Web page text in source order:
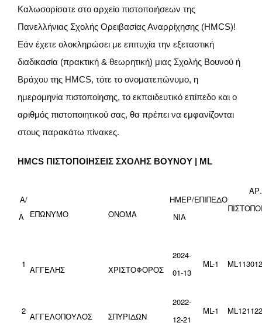
Καλωσορίσατε στο αρχείο πιστοποιήσεων της
Πανελλήνιας Σχολής Ορειβασίας Αναρρίχησης (HMCS)!
Εάν έχετε ολοκληρώσει με επιτυχία την εξεταστική
διαδικασία (πρακτική & θεωρητική) μιας Σχολής Βουνού ή
Βράχου της HMCS, τότε το ονοματεπώνυμο, η
ημερομηνία πιστοποίησης, το εκπαιδευτικό επίπεδο και ο
αριθμός πιστοποιητικού σας, θα πρέπει να εμφανίζονται
στους παρακάτω πίνακες.
HMCS ΠΙΣΤΟΠΟΙΗΣΕΙΣ ΣΧΟΛΗΣ ΒΟΥΝΟΥ | ML
Α/
Α ΕΠΩΝΥΜΟ ΟΝΟΜΑ
ΗΜΕΡ/
ΝΙΑ
ΕΠΙΠΕΔΟ
ΑΡ.
1
ΑΓΓΕΛΗΣ ΧΡΙΣΤΟΦΟΡΟΣ
2024-
01-13
ML-1
2
ΑΓΓΕΛΟΠΟΥΛΟΣ ΣΠΥΡΙΔΩΝ
2022-
12-21
ML-1